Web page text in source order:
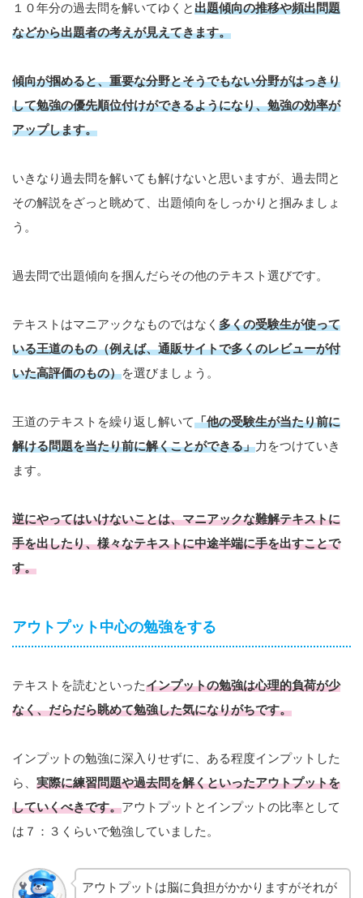
１０年分の過去問を解いてゆくと出題傾向の推移や頻出問題
などから出題者の考えが見えてきます。
傾向が掴めると、重要な分野とそうでもない分野がはっきり
して勉強の優先順位付けができるようになり、勉強の効率が
アップします。
いきなり過去問を解いても解けないと思いますが、過去問と
その解説をざっと眺めて、出題傾向をしっかりと掴みましょ
う。
過去問で出題傾向を掴んだらその他のテキスト選びです。
テキストはマニアックなものではなく 多くの受験生が使って
いる王道のもの（例えば、通販サイトで多くのレビューが付
いた高評価のもの）を選びましょう。
王道のテキストを繰り返し解いて「他の受験生が当たり前に
解ける問題を当たり前に解くことができる」力をつけていき
ます。
逆にやってはいけないことは、マニアックな難解テキストに
手を出したり、様々なテキストに中途半端に手を出すことで
す。
アウトプット中心の勉強をする
テキストを読むといったインプットの勉強は心理的負荷が少
なく、だらだら眺めて勉強した気になりがちです。
インプットの勉強に深入りせずに、ある程度インプットした
ら、 実際に練習問題や過去問を解くといったアウトプットを
していくべきです。アウトプットとインプットの比率として
は７：３くらいで勉強していました。
アウトプットは脳に負担がかかりますがそれが